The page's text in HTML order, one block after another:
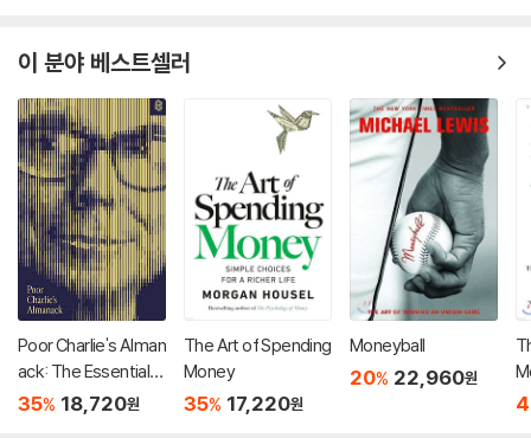
이 분야 베스트셀러
Poor Charlie's Alman
ack: The Essential
Wit and Wisdom of
35% 18,720원
The Art of Spending
Money
35% 17,220원
Moneyball
20% 22,960원